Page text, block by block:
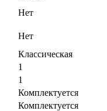
Нет
Нет
Классическая
1
1
Комплектуется
Комплектуется